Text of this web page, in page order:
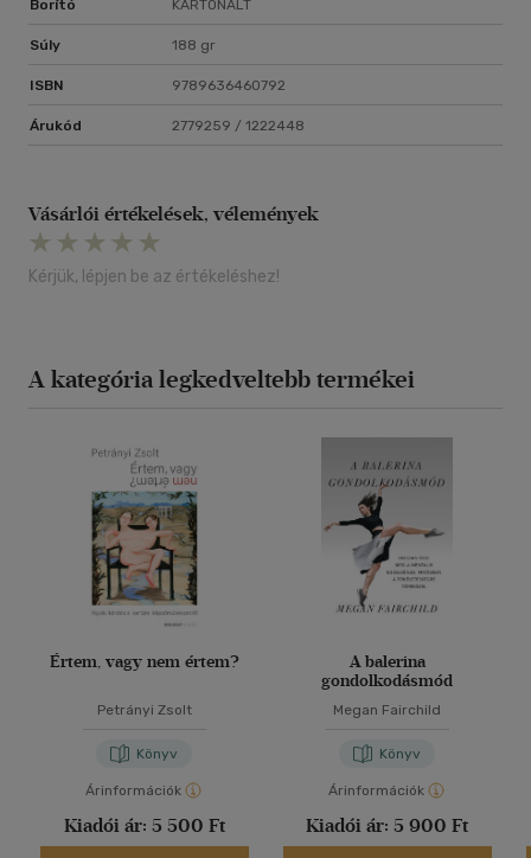
Borító KARTONÁLT
Súly 188 gr
ISBN 9789636460792
Árukód 2779259 / 1222448
Vásárlói értékelések, vélemények
Kérjük, lépjen be az értékeléshez!
A kategória legkedveltebb termékei
Értem, vagy nem értem?
Petrányi Zsolt
Könyv
Árinformációk
Kiadói ár: 5 500 Ft
A balerina
gondolkodásmód
Megan Fairchild
Könyv
Árinformációk
Kiadói ár: 5 900 Ft